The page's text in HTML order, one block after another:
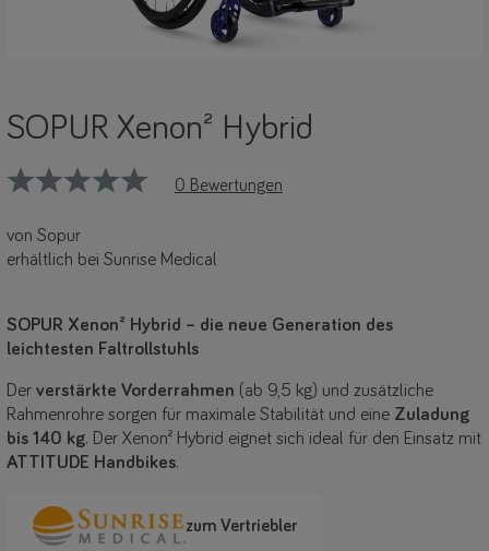
SOPUR Xenon² Hybrid
0 Bewertungen
von Sopur
erhältlich bei Sunrise Medical
SOPUR Xenon² Hybrid – die neue Generation des
leichtesten Faltrollstuhls
Der verstärkte Vorderrahmen (ab 9,5 kg) und zusätzliche
Rahmenrohre sorgen für maximale Stabilität und eine Zuladung
bis 140 kg. Der Xenon² Hybrid eignet sich ideal für den Einsatz mit
ATTITUDE Handbikes.
zum Vertriebler